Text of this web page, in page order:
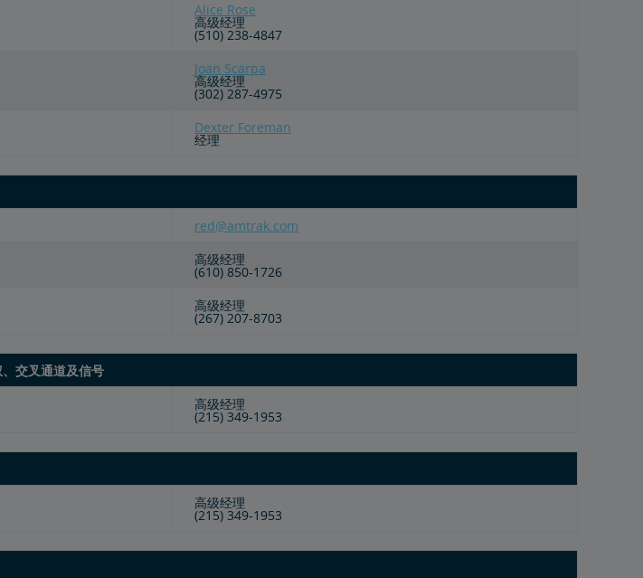
Alice Rose
高级经理
(510) 238-4847
Joan Scarpa
高级经理
(302) 287-4975
Dexter Foreman
经理
red@amtrak.com
高级经理
(610) 850-1726
高级经理
(267) 207-8703
交叉通道及信号
高级经理
(215) 349-1953
高级经理
(215) 349-1953